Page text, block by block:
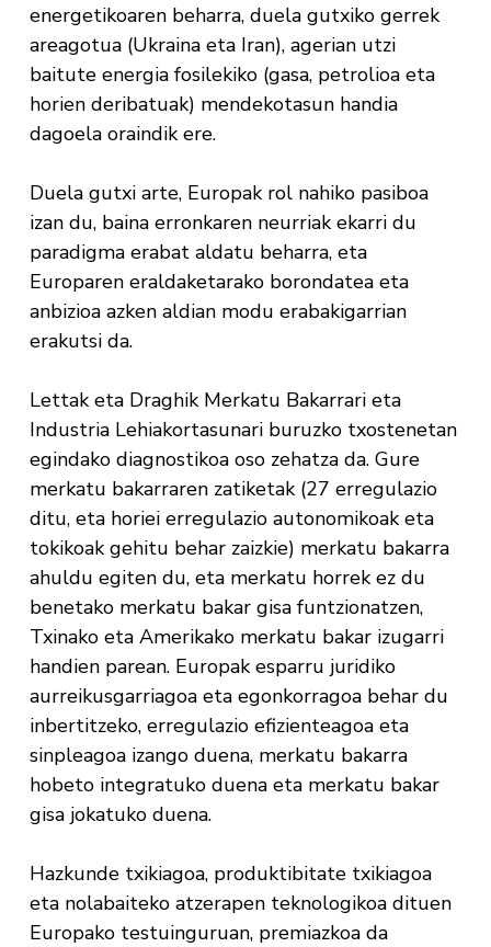
energetikoaren beharra, duela gutxiko gerrek
areagotua (Ukraina eta Iran), agerian utzi
baitute energia fosilekiko (gasa, petrolioa eta
horien deribatuak) mendekotasun handia
dagoela oraindik ere.
Duela gutxi arte, Europak rol nahiko pasiboa
izan du, baina erronkaren neurriak ekarri du
paradigma erabat aldatu beharra, eta
Europaren eraldaketarako borondatea eta
anbizioa azken aldian modu erabakigarrian
erakutsi da.
Lettak eta Draghik Merkatu Bakarrari eta
Industria Lehiakortasunari buruzko txostenetan
egindako diagnostikoa oso zehatza da. Gure
merkatu bakarraren zatiketak (27 erregulazio
ditu, eta horiei erregulazio autonomikoak eta
tokikoak gehitu behar zaizkie) merkatu bakarra
ahuldu egiten du, eta merkatu horrek ez du
benetako merkatu bakar gisa funtzionatzen,
Txinako eta Amerikako merkatu bakar izugarri
handien parean. Europak esparru juridiko
aurreikusgarriagoa eta egonkorragoa behar du
inbertitzeko, erregulazio efizienteagoa eta
sinpleagoa izango duena, merkatu bakarra
hobeto integratuko duena eta merkatu bakar
gisa jokatuko duena.
Hazkunde txikiagoa, produktibitate txikiagoa
eta nolabaiteko atzerapen teknologikoa dituen
Europako testuinguruan, premiazkoa da